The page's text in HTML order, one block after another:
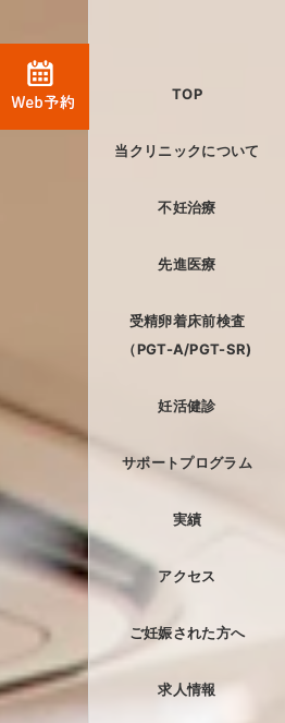
TOP
当クリニックについて
不妊治療
先進医療
受精卵着床前検査
（PGT-A/PGT-SR)
妊活健診
サポートプログラム
実績
アクセス
ご妊娠された方へ
求人情報